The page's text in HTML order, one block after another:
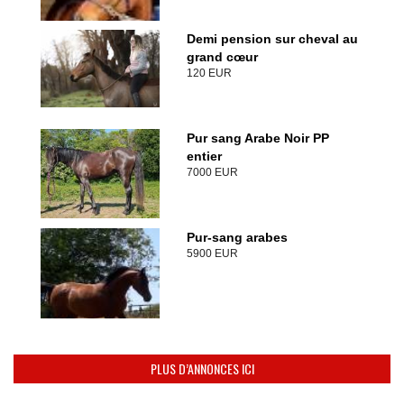
Demi pension sur cheval au
grand cœur
120 EUR
Pur sang Arabe Noir PP
entier
7000 EUR
Pur-sang arabes
5900 EUR
PLUS D’ANNONCES ICI